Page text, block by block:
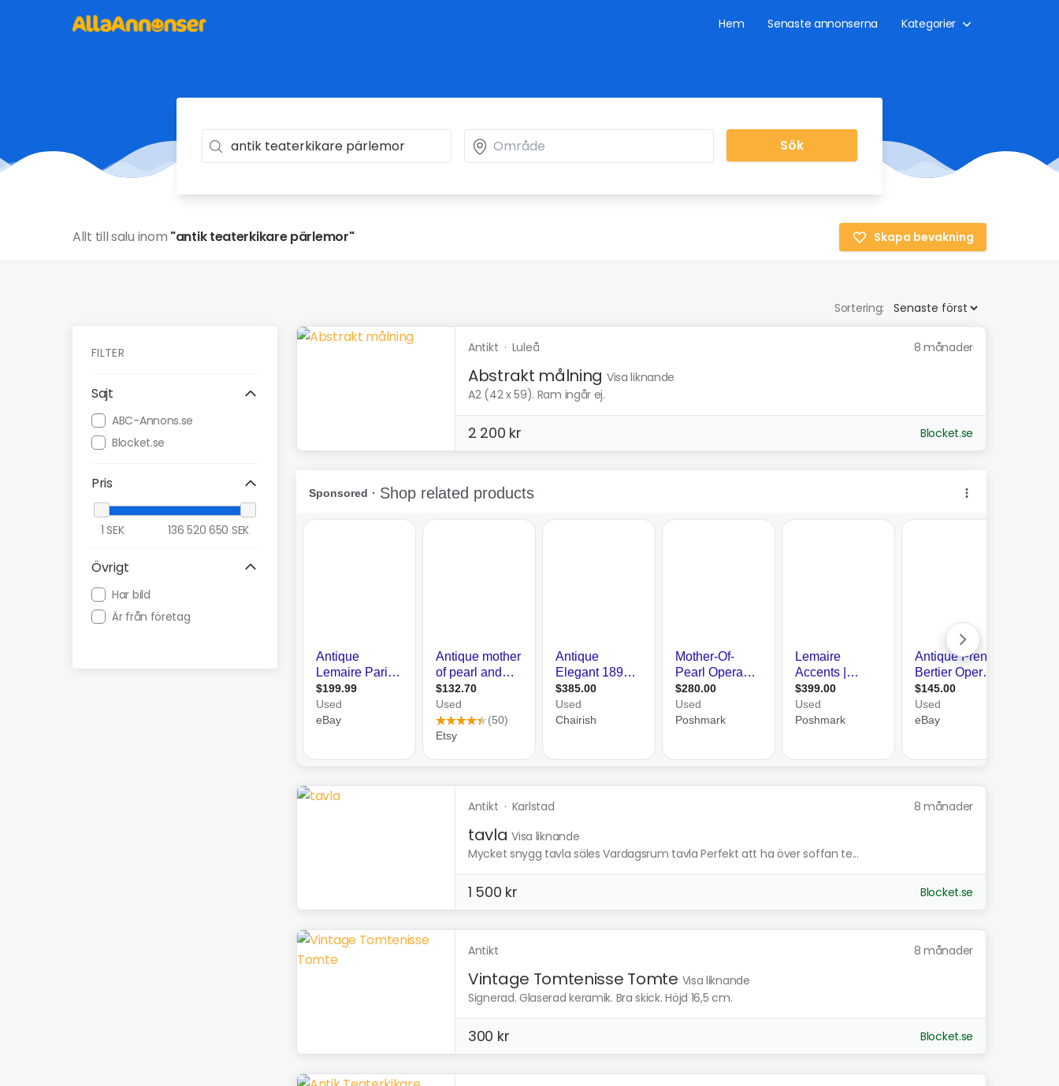
Hem Senaste annonserna Kategorier
Sök
Allt till salu inom "antik teaterkikare pärlemor" Skapa bevakning
Sortering:
FILTER
Sajt
ABC-Annons.se
Blocket.se
Pris
1 SEK 136 520 650 SEK
Övrigt
Har bild
Är från företag
Antikt · Luleå 8 månader
Abstrakt målning Visa liknande
A2 (42 x 59). Ram ingår ej.
2 200 kr Blocket.se
Antikt · Karlstad 8 månader
tavla Visa liknande
Mycket snygg tavla säles Vardagsrum tavla Perfekt att ha över soffan te...
1 500 kr Blocket.se
Antikt 8 månader
Vintage Tomtenisse Tomte Visa liknande
Signerad. Glaserad keramik. Bra skick. Höjd 16,5 cm.
300 kr Blocket.se